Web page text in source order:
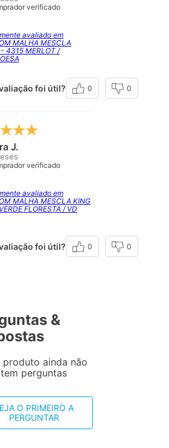
verificado
avaliado em
MALHA MESCLA
4315 MERLOT /
foi útil? 0 0
J.
verificado
avaliado em
MALHA MESCLA KING
FLORESTA / VD
foi útil? 0 0
&
produto ainda não
tem perguntas
O PRIMEIRO A
PERGUNTAR